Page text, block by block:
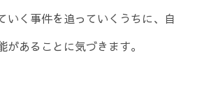
いく事件を追っていくうちに、自
があることに気づきます。